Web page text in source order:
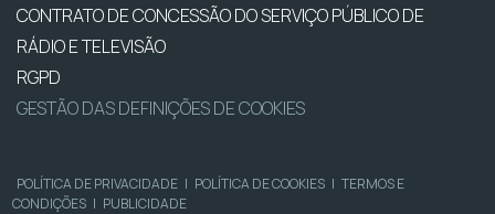
CONTRATO DE CONCESSÃO DO SERVIÇO PÚBLICO DE
RÁDIO E TELEVISÃO
RGPD
GESTÃO DAS DEFINIÇÕES DE COOKIES
POLÍTICA DE PRIVACIDADE | POLÍTICA DE COOKIES | TERMOS E
CONDIÇÕES | PUBLICIDADE